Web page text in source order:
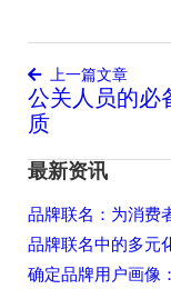
文
章
导
上一篇文章
公关人员的必
质
最新资讯
品牌联名：为消费
品牌联名中的多元
确定品牌用户画像